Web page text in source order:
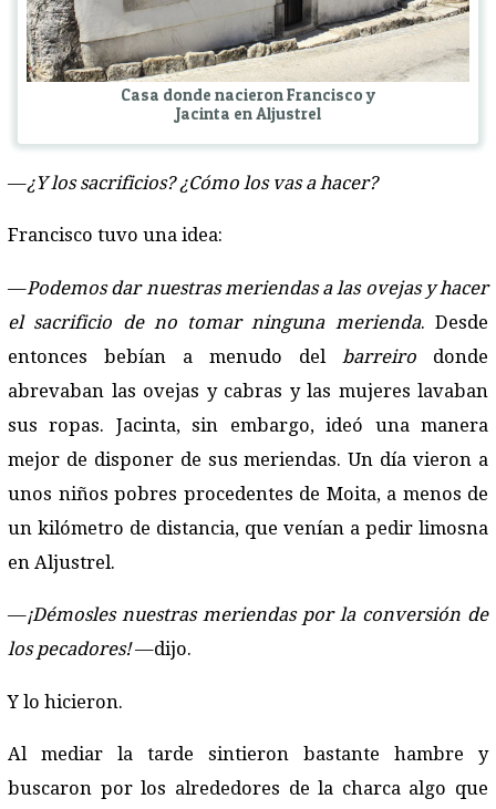
Casa donde nacieron Francisco y
Jacinta en Aljustrel
—¿Y los sacrificios? ¿Cómo los vas a hacer?
Francisco tuvo una idea:
—Podemos dar nuestras meriendas a las ovejas y hacer
el sacrificio de no tomar ninguna merienda. Desde
entonces bebían a menudo del
barreiro donde
abrevaban las ovejas y cabras y las mujeres lavaban
sus ropas. Jacinta, sin embargo, ideó una manera
mejor de disponer de sus meriendas. Un día vieron a
unos niños pobres procedentes de Moita, a menos de
un kilómetro de distancia, que venían a pedir limosna
en Aljustrel.
—¡Démosles nuestras meriendas por la conversión de
los pecadores!—dijo.
Y lo hicieron.
Al mediar la tarde sintieron bastante hambre y
buscaron por los alrededores de la charca algo que